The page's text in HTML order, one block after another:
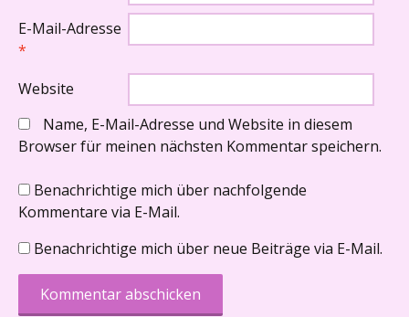
E-Mail-Adresse
*
Website
Name, E-Mail-Adresse und Website in diesem
Browser für meinen nächsten Kommentar speichern.
Benachrichtige mich über nachfolgende
Kommentare via E-Mail.
Benachrichtige mich über neue Beiträge via E-Mail.